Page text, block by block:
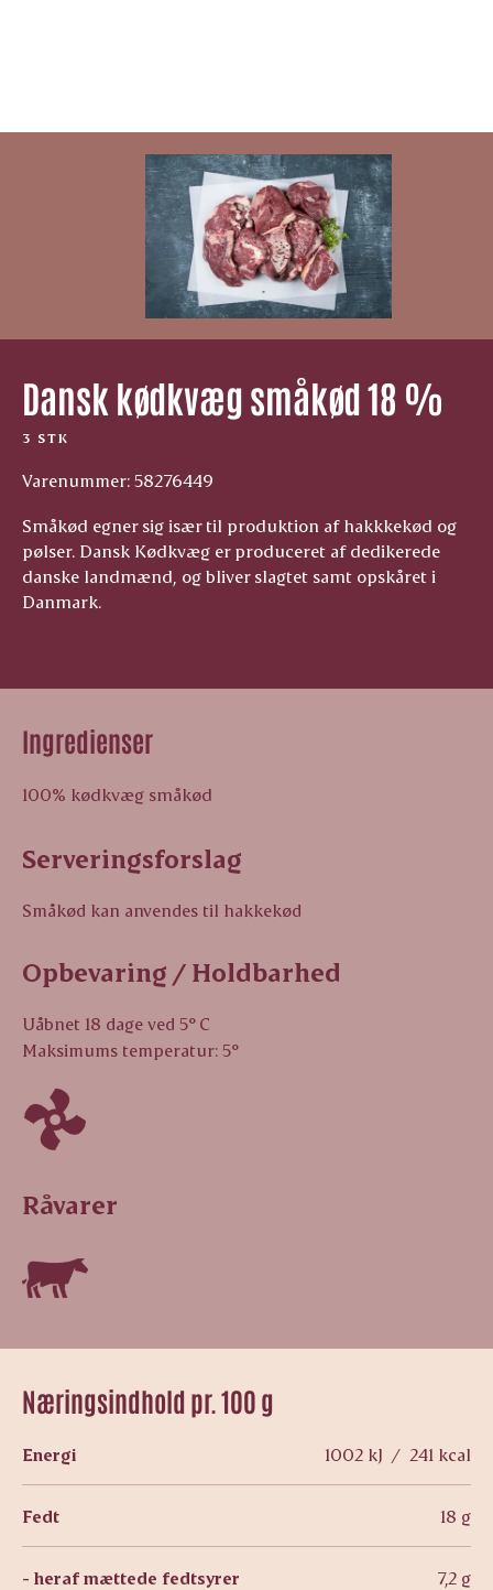
Dansk kødkvæg småkød 18 %
3 STK
Varenummer: 58276449
Småkød egner sig især til produktion af hakkkekød og
pølser. Dansk Kødkvæg er produceret af dedikerede
danske landmænd, og bliver slagtet samt opskåret i
Danmark.
Næringsindhold pr. 100 g
Energi 1002 kJ / 241 kcal
Fedt 18 g
- heraf mættede fedtsyrer 7,2 g
Ingredienser
100% kødkvæg småkød
Serveringsforslag
Småkød kan anvendes til hakkekød
Opbevaring / Holdbarhed
Uåbnet 18 dage ved 5° C
Maksimums temperatur: 5°
Råvarer